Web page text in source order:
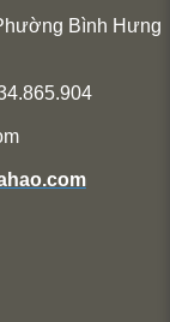
Bình Hưng